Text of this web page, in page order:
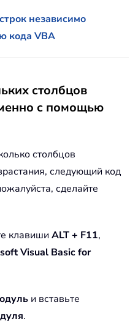
независимо
кода VBA
столбцов
с помощью
столбцов
следующий код
сделайте
клавиши ALT + F11,
Visual Basic for
и вставьте
.